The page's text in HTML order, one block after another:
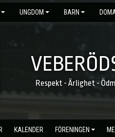
UNGDOM BARN
Respekt - Ärlighet -
KALENDER FÖRENINGEN